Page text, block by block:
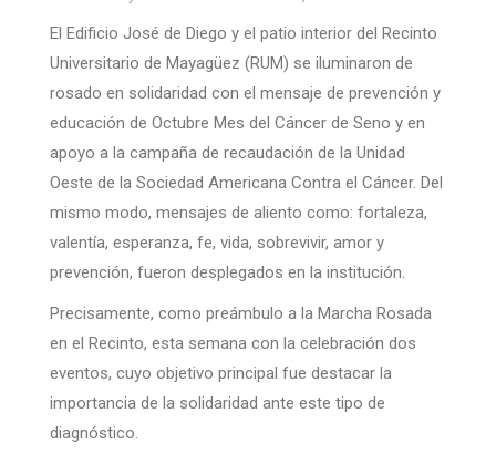
El Edificio José de Diego y el patio interior del Recinto
Universitario de Mayagüez (RUM) se iluminaron de
rosado en solidaridad con el mensaje de prevención y
educación de Octubre Mes del Cáncer de Seno y en
apoyo a la campaña de recaudación de la Unidad
Oeste de la Sociedad Americana Contra el Cáncer. Del
mismo modo, mensajes de aliento como: fortaleza,
valentía, esperanza, fe, vida, sobrevivir, amor y
prevención, fueron desplegados en la institución.
Precisamente, como preámbulo a la Marcha Rosada
en el Recinto, esta semana con la celebración dos
eventos, cuyo objetivo principal fue destacar la
importancia de la solidaridad ante este tipo de
diagnóstico.